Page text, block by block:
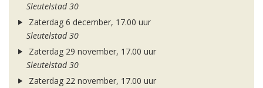
Sleutelstad 30
Zaterdag 6 december, 17.00 uur
Sleutelstad 30
Zaterdag 29 november, 17.00 uur
Sleutelstad 30
Zaterdag 22 november, 17.00 uur